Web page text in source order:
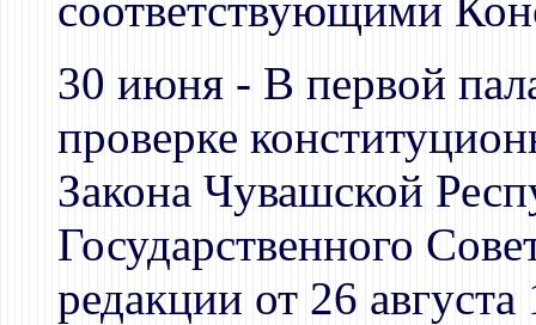
30 июня - В первой
проверке
Закона Чувашской
Государственного
редакции от 26 августа